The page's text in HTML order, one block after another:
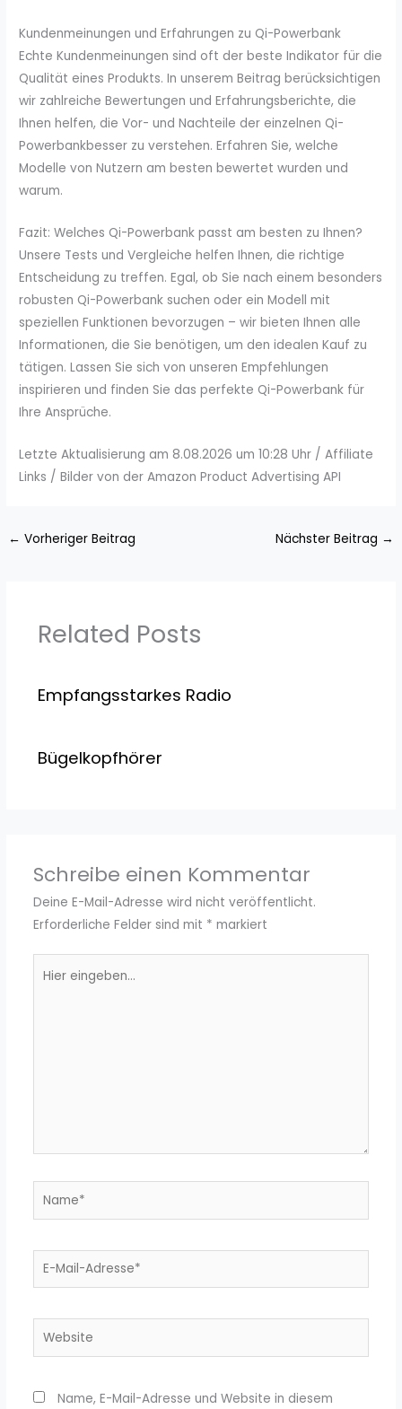
Kundenmeinungen und Erfahrungen zu Qi-Powerbank
Echte Kundenmeinungen sind oft der beste Indikator für die
Qualität eines Produkts. In unserem Beitrag berücksichtigen
wir zahlreiche Bewertungen und Erfahrungsberichte, die
Ihnen helfen, die Vor- und Nachteile der einzelnen Qi-
Powerbankbesser zu verstehen. Erfahren Sie, welche
Modelle von Nutzern am besten bewertet wurden und
warum.
Fazit: Welches Qi-Powerbank passt am besten zu Ihnen?
Unsere Tests und Vergleiche helfen Ihnen, die richtige
Entscheidung zu treffen. Egal, ob Sie nach einem besonders
robusten Qi-Powerbank suchen oder ein Modell mit
speziellen Funktionen bevorzugen – wir bieten Ihnen alle
Informationen, die Sie benötigen, um den idealen Kauf zu
tätigen. Lassen Sie sich von unseren Empfehlungen
inspirieren und finden Sie das perfekte Qi-Powerbank für
Ihre Ansprüche.
Letzte Aktualisierung am 8.08.2026 um 10:28 Uhr / Affiliate
Links / Bilder von der Amazon Product Advertising API
← Vorheriger Beitrag Nächster Beitrag →
Related Posts
Empfangsstarkes Radio
Bügelkopfhörer
Schreibe einen Kommentar
Deine E-Mail-Adresse wird nicht veröffentlicht.
Erforderliche Felder sind mit * markiert
eingeben…
Name*
E-
Mail-
Website
Name, E-Mail-Adresse und Website in diesem